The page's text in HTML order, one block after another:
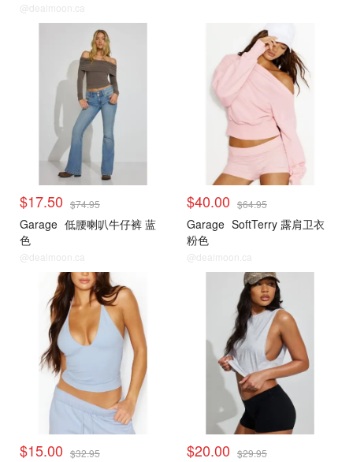
@dealmoon.ca
$17.50 $74.95
Garage 低腰喇叭牛仔裤 蓝
色
@dealmoon.ca
$40.00 $64.95
Garage SoftTerry 露肩卫衣
粉色
@dealmoon.ca
小编推荐
$15.00 $32.95 $20.00 $29.95